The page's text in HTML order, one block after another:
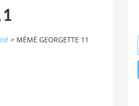
> MÉMÉ GEORGETTE 11